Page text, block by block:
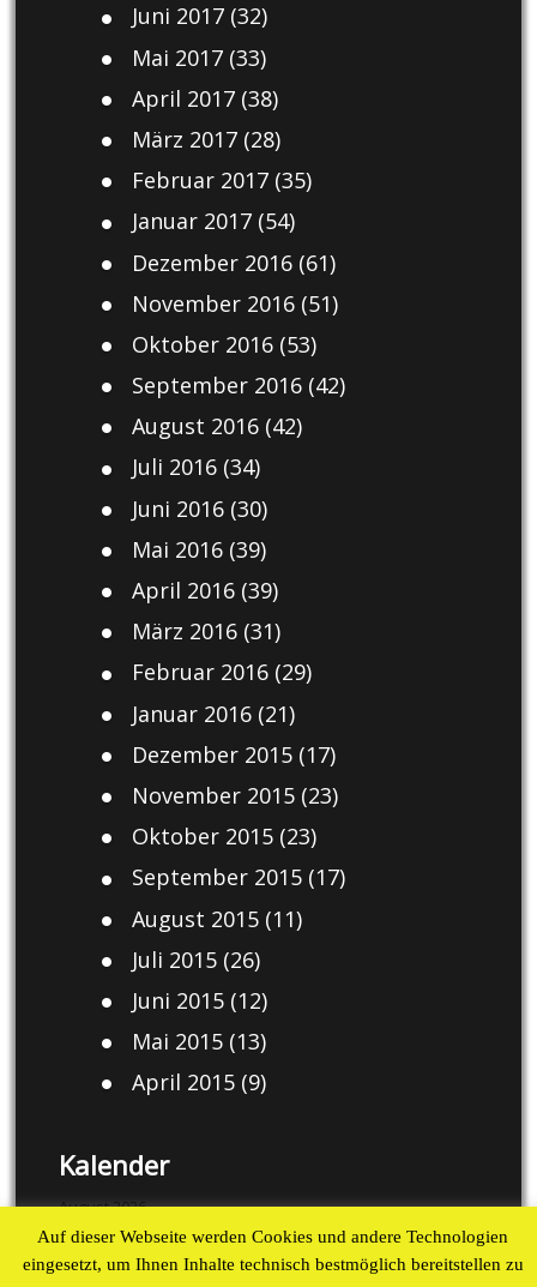
Juni 2017(32)
Mai 2017(33)
April 2017(38)
März 2017(28)
Februar 2017(35)
Januar 2017(54)
Dezember 2016(61)
November 2016(51)
Oktober 2016(53)
September 2016(42)
August 2016(42)
Juli 2016(34)
Juni 2016(30)
Mai 2016(39)
April 2016(39)
März 2016(31)
Februar 2016(29)
Januar 2016(21)
Dezember 2015(17)
November 2015(23)
Oktober 2015(23)
September 2015(17)
August 2015(11)
Juli 2015(26)
Juni 2015(12)
Mai 2015(13)
April 2015(9)
Kalender
August 2026
M D M D F S
S
Auf dieser Webseite werden Cookies und andere Technologien
eingesetzt, um Ihnen Inhalte technisch bestmöglich bereitstellen zu